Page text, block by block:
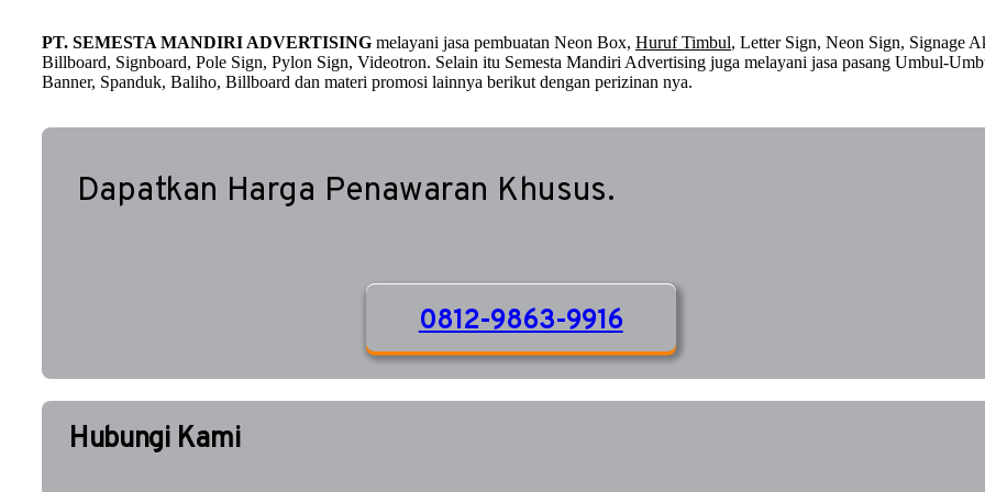
PT. SEMESTA MANDIRI ADVERTISINGmelayani jasa pembuatan Neon Box, Huruf Timbul, Letter Sign, Neon Sign, Signage
Billboard, Signboard, Pole Sign, Pylon Sign, Videotron. Selain itu Semesta Mandiri Advertising juga melayani jasa pasang Umbul-
Banner, Spanduk, Baliho, Billboard dan materi promosi lainnya berikut dengan perizinan nya.
Dapatkan Harga Penawaran Khusus.
0812-9863-9916
Hubungi Kami